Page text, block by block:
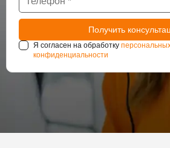
Я согласен на обработку
конфиденциальности